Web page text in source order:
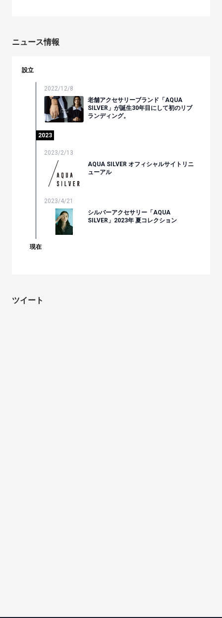
ニュース情報
設立
2022/12/8
老舗アクセサリーブランド「AQUA
SILVER」が誕生30年目にして初のリブ
ランディング。
2023
2023/2/13
AQUA SILVER オフィシャルサイトリニ
ューアル
2023/4/21
シルバーアクセサリー「AQUA
SILVER」2023年 夏コレクション
現在
ツイート